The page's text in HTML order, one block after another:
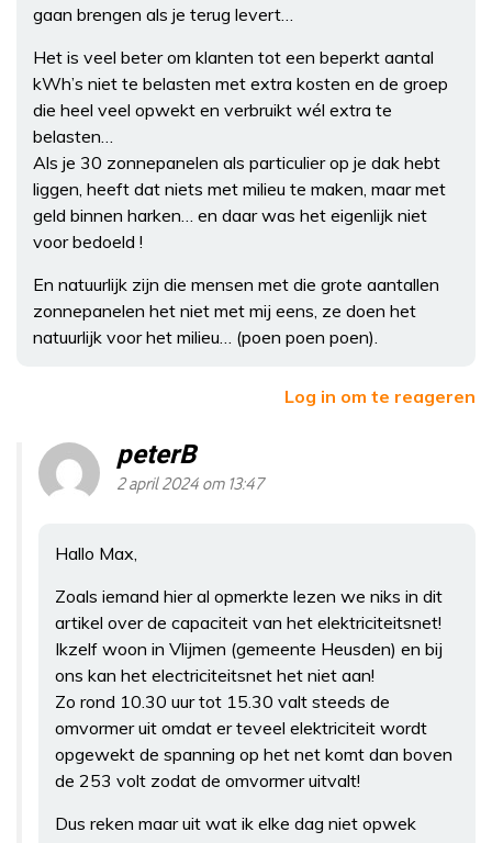
gaan brengen als je terug levert…
Het is veel beter om klanten tot een beperkt aantal
kWh’s niet te belasten met extra kosten en de groep
die heel veel opwekt en verbruikt wél extra te
belasten…
Als je 30 zonnepanelen als particulier op je dak hebt
liggen, heeft dat niets met milieu te maken, maar met
geld binnen harken… en daar was het eigenlijk niet
voor bedoeld !
En natuurlijk zijn die mensen met die grote aantallen
zonnepanelen het niet met mij eens, ze doen het
natuurlijk voor het milieu… (poen poen poen).
Log in om te reageren
peterB
2 april 2024 om 13:47
Hallo Max,
Zoals iemand hier al opmerkte lezen we niks in dit
artikel over de capaciteit van het elektriciteitsnet!
Ikzelf woon in Vlijmen (gemeente Heusden) en bij
ons kan het electriciteitsnet het niet aan!
Zo rond 10.30 uur tot 15.30 valt steeds de
omvormer uit omdat er teveel elektriciteit wordt
opgewekt de spanning op het net komt dan boven
de 253 volt zodat de omvormer uitvalt!
Dus reken maar uit wat ik elke dag niet opwek